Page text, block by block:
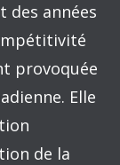
des années
provoquée
Elle
de la